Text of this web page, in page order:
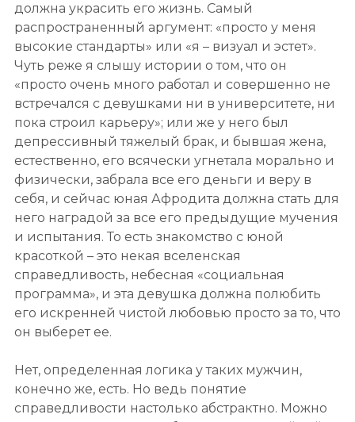
должна украсить его жизнь. Самый
распространенный аргумент: «просто у меня
высокие стандарты» или «я – визуал и эстет».
Чуть реже я слышу истории о том, что он
«просто очень много работал и совершенно не
встречался с девушками ни в университете, ни
пока строил карьеру»; или же у него был
депрессивный тяжелый брак, и бывшая жена,
естественно, его всячески угнетала морально и
физически, забрала все его деньги и веру в
себя, и сейчас юная Афродита должна стать для
него наградой за все его предыдущие мучения
и испытания. То есть знакомство с юной
красоткой – это некая вселенская
справедливость, небесная «социальная
программа», и эта девушка должна полюбить
его искренней чистой любовью просто за то, что
он выберет ее.
Нет, определенная логика у таких мужчин,
конечно же, есть. Но ведь понятие
справедливости настолько абстрактно. Можно